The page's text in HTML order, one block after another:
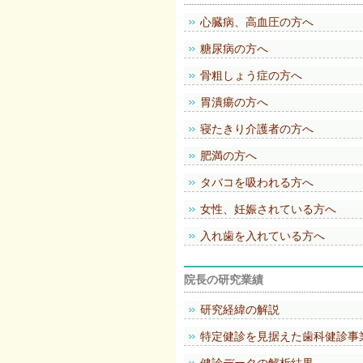
心臓病、高血圧の方へ
糖尿病の方へ
骨粗しょう症の方へ
胃潰瘍の方へ
寝たきり介護者の方へ
肥満の方へ
タバコを吸われる方へ
女性、妊娠されている方へ
入れ歯を入れている方へ
院長の研究業績
研究経緯の解説
特定健診を見据えた歯科健診事